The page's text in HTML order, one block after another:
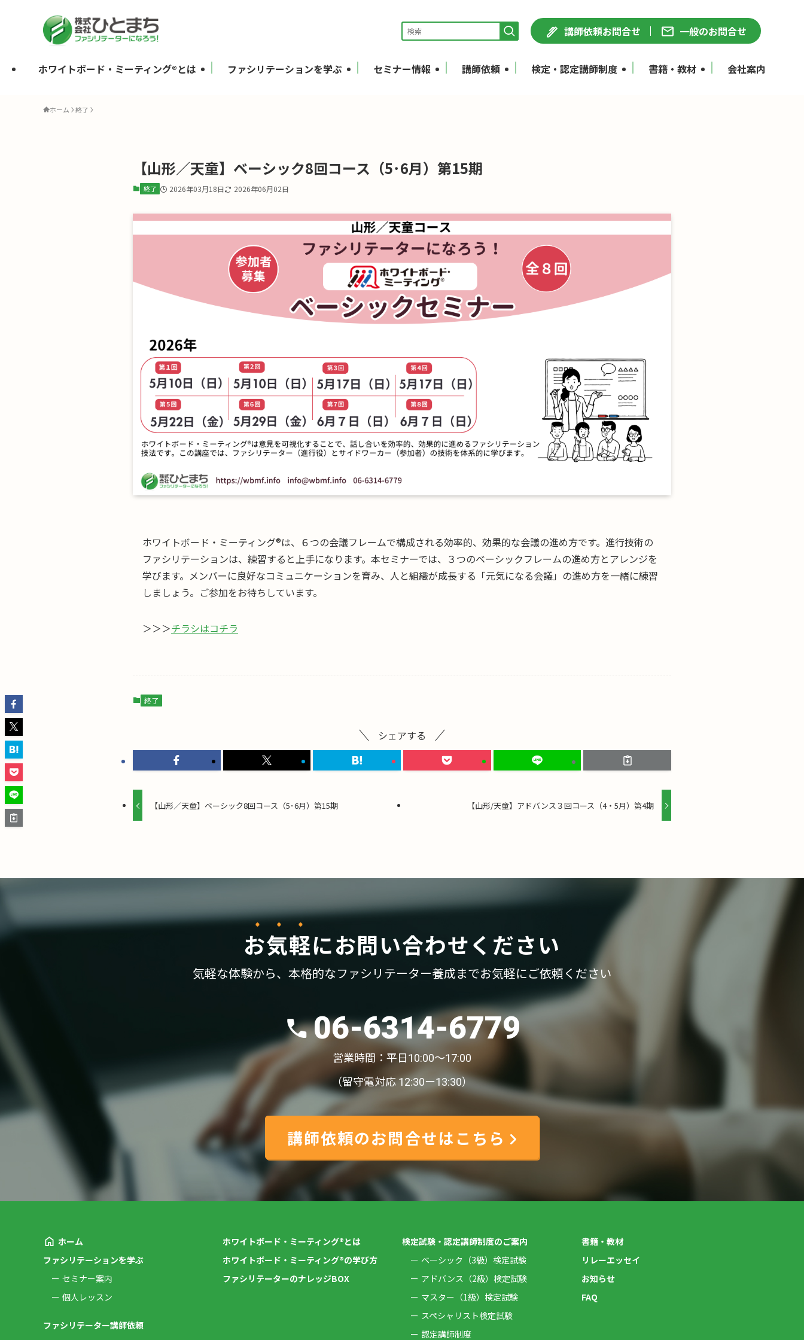
講師依頼お問合せ 一般のお問合せ
ホワイトボード・ミーティング®とは ファシリテーションを学ぶ セミナー情報 講師依頼 検定・認定講師制度 書籍・教材 会社案内
ホーム 終了
【山形／天童】ベーシック8回コース（5･6月）第15期
終了 2026年03月18日 2026年06月02日
ホワイトボード・ミーティング®は、６つの会議フレームで構成される効率的、効果的な会議の進め方です。進行技術の
ファシリテーションは、練習すると上手になります。本セミナーでは、３つのベーシックフレームの進め方とアレンジを
学びます。メンバーに良好なコミュニケーションを育み、人と組織が成長する「元気になる会議」の進め方を一緒に練習
しましょう。ご参加をお待ちしています。
＞＞＞チラシはコチラ
終了
シェアする
【山形／天童】ベーシック8回コース（5･6月）第15期 【山形/天童】アドバンス３回コース（4・5月）第4期
お気軽にお問い合わせください
気軽な体験から、 本格的なファシリテーター養成までお気軽にご依頼ください
06-6314-6779
営業時間：平日10:00〜17:00
（留守電対応 12:30ー13:30）
講師依頼のお問合せはこちら
ホーム
ファシリテーションを学ぶ
セミナー案内
個人レッスン
ファシリテーター講師依頼
ホワイトボード・ミーティング®とは
ホワイトボード・ミーティング®の学び方
ファシリテーターのナレッジBOX
検定試験・認定講師制度のご案内
ベーシック（3級）検定試験
アドバンス（2級）検定試験
マスター（1級）検定試験
スペシャリスト検定試験
認定講師制度
書籍・教材
リレーエッセイ
お知らせ
FAQ